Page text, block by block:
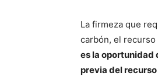
La firmeza que
carbón, el
es la oportunidad
previa del